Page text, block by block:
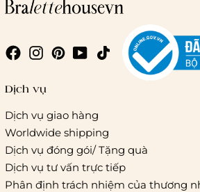
Giao hàng trong ngày (hoả tốc)
Giao hàng tiêu chuẩn:
Hồ Chí Minh:
Áp dụng theo bảng giá
Vietelpost/ Giaohangtietkiem và 1 số
Dịch vụ
Dịch vụ giao hàng
Worldwide shipping
Dịch vụ đóng gói/ Tặng quà
Dịch vụ tư vấn trực tiếp
Phân định trách nhiệm của thương